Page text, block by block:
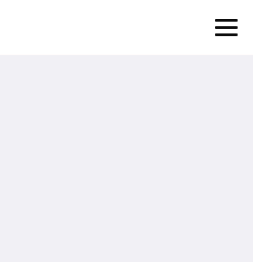
年2回＆あなたの成長を全力サポート！パチンコホ